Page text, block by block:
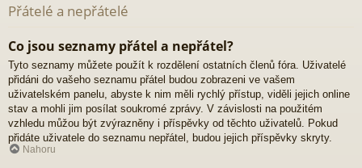
Přátelé a nepřátelé
Co jsou seznamy přátel a nepřátel?
Tyto seznamy můžete použít k rozdělení ostatních členů fóra. Uživatelé
přidáni do vašeho seznamu přátel budou zobrazeni ve vašem
uživatelském panelu, abyste k nim měli rychlý přístup, viděli jejich online
stav a mohli jim posílat soukromé zprávy. V závislosti na použitém
vzhledu můžou být zvýrazněny i příspěvky od těchto uživatelů. Pokud
přidáte uživatele do seznamu nepřátel, budou jejich příspěvky skryty.
Nahoru